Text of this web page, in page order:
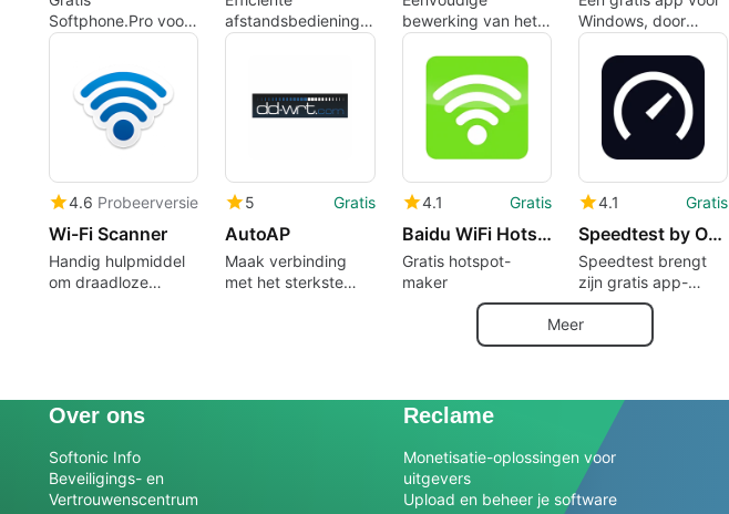
Softphone.Pro voor
Windows
afstandsbediening
met Getscreen
bewerking van het
hosts-bestand
Windows, door
2hotspot.
4.6 Probeerversie
Wi-Fi Scanner
Handig hulpmiddel
om draadloze
5 Gratis
AutoAP
Maak verbinding
met het sterkste
4.1 Gratis
Baidu WiFi Hotspot
Gratis hotspot-
maker
4.1 Gratis
Speedtest by Ookla
Speedtest brengt
zijn gratis app-
versie uit
Meer
Over ons
Softonic Info
Beveiligings- en
Vertrouwenscentrum
Reclame
Monetisatie-oplossingen voor
uitgevers
Upload en beheer je software